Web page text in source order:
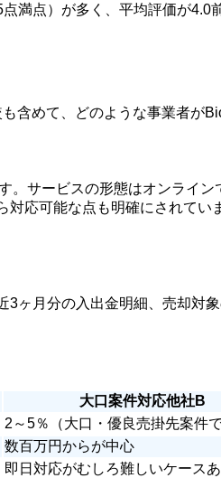
満点）が多く、平均評価が
含めて、どのような事業者が
サービスの形態はオンライ
応可能な点も明確にされて
ヶ月分の入出金明細、売却対
大口案件対応他社B
2～5％（大口・優良売掛先案件で
数百万円からが中心
即日対応がむしろ難しいケースあ